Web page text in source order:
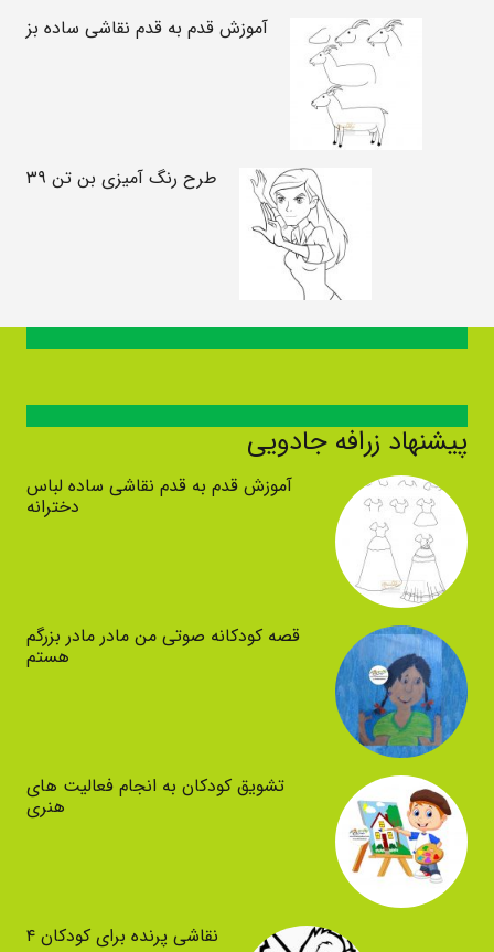
آموزش قدم به قدم نقاشی ساده بز
طرح رنگ آمیزی بن تن ۳۹
پیشنهاد زرافه جادویی
آموزش قدم به قدم نقاشی ساده لباس
دخترانه
قصه کودکانه صوتی من مادر مادر بزرگم
هستم
تشویق کودکان به انجام فعالیت های
هنری
نقاشی پرنده برای کودکان ۴